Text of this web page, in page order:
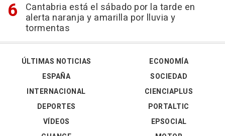
Cantabria está el sábado por la tarde en
alerta naranja y amarilla por lluvia y
tormentas
ÚLTIMAS NOTICIAS
ESPAÑA
INTERNACIONAL
DEPORTES
VÍDEOS
ECONOMÍA
SOCIEDAD
CIENCIAPLUS
PORTALTIC
EPSOCIAL